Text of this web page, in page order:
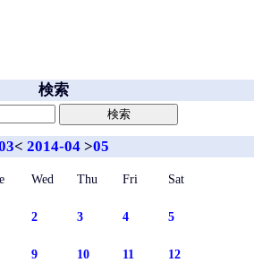
検索
< 2014-04 >05
Wed Thu Fri Sat
2 3 4 5
9 10 11 12